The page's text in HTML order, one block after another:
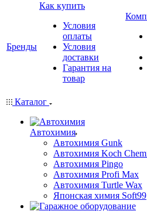
Бренды
Как купить
Условия
оплаты
Условия
доставки
Гарантия на
товар
Каталог
Автохимия
Автохимия Gunk
Автохимия Koch
Автохимия Pingo
Автохимия Profi Max
Автохимия Turtle Wax
Японская химия Soft99